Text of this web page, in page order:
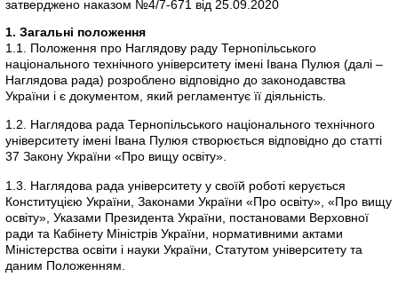
затверджено наказом №4/7-671 від 25.09.2020
1. Загальні положення
1.1. Положення про Наглядову раду Тернопільського
національного технічного університету імені Івана Пулюя (далі –
Наглядова рада) розроблено відповідно до законодавства
України і є документом, який регламентує її діяльність.
1.2. Наглядова рада Тернопільського національного технічного
університету імені Івана Пулюя створюється відповідно до статті
37 Закону України «Про вищу освіту».
1.3. Наглядова рада університету у своїй роботі керується
Конституцією України, Законами України «Про освіту», «Про вищу
освіту», Указами Президента України, постановами Верховної
ради та Кабінету Міністрів України, нормативними актами
Міністерства освіти і науки України, Статутом університету та
даним Положенням.